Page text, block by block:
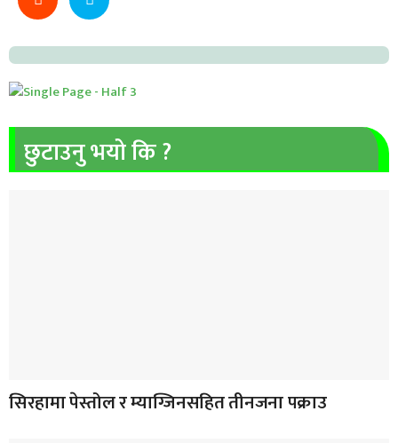
छुटाउनु भयो कि ?
सिरहामा पेस्तोल र म्याग्जिनसहित तीनजना पक्राउ